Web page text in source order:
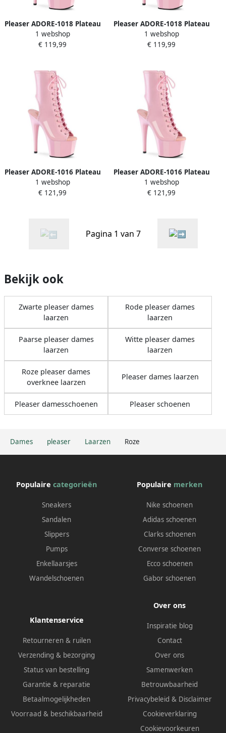
Dames pleaser Laarzen Roze
Pleaser ADORE-1018 Plateau
Laarzen 37 Shoes Roze
1 webshop
€ 119,99
Pleaser ADORE-1018 Plateau
Laarzen 38 Shoes Roze
1 webshop
€ 119,99
Pleaser ADORE-1016 Plateau
Laarzen 36 Shoes Roze
1 webshop
€ 121,99
Pleaser ADORE-1016 Plateau
Laarzen 37 Shoes Roze
1 webshop
€ 121,99
Pagina 1 van 7
Bekijk ook
Zwarte pleaser dames
laarzen
Rode pleaser dames
laarzen
Paarse pleaser dames
laarzen
Witte pleaser dames
laarzen
Roze pleaser dames
overknee laarzen
Pleaser dames laarzen
Pleaser damesschoenen Pleaser schoenen
Populaire categorieën
Sneakers
Sandalen
Slippers
Pumps
Enkellaarsjes
Wandelschoenen
Populaire merken
Nike schoenen
Adidas schoenen
Clarks schoenen
Converse schoenen
Ecco schoenen
Gabor schoenen
Klantenservice
Retourneren & ruilen
Verzending & bezorging
Status van bestelling
Garantie & reparatie
Betaalmogelijkheden
Voorraad & beschikbaarheid
Over ons
Inspiratie blog
Contact
Over ons
Samenwerken
Betrouwbaarheid
Privacybeleid & Disclaimer
Cookieverklaring
Cookievoorkeuren